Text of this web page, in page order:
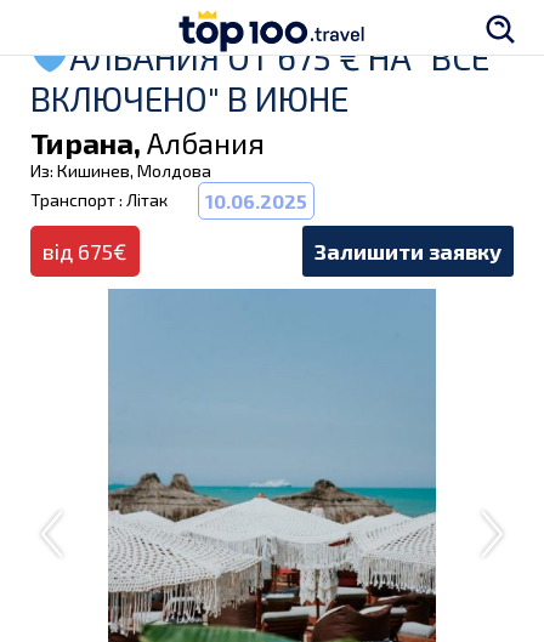
АЛБАНИЯ ОТ 675 € НА "ВСЕ
ВКЛЮЧЕНО" В ИЮНЕ
Тирана, Албания
Из: Кишинев, Молдова
Транспорт : Літак
10.06.2025
від 675€ Залишити заявку